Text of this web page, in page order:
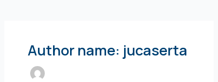
Author name: jucaserta